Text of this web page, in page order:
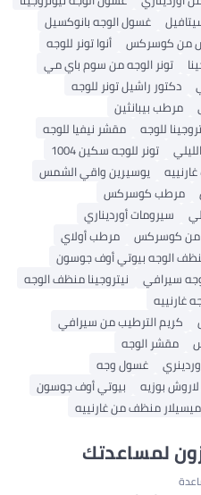
غسول الوجه بانوكسيل
من كوسركس
أنوا تونر للوجه
تونر الوجه من سوم باي مي
دكتور راشيل تونر للوجه
مرطب بيبانثين
للوجه
مقشر نيفيا للوجه
تونر للوجه سكين 1004
يوسيرين واقي الشمس
مرطب كوسركس
سيرومات أورديناري
من كوسركس
مرطب أولاي
​​الوجه بيوتي أوف جوسون
سيرافي
نيتروجينا منظف الوجه
غارنييه
كريم الترطيب من سيرافي
مقشر الوجه
غسول وجه
بوزيه
بيوتي أوف جوسون
منظف من غارنييه
لمساعدتك